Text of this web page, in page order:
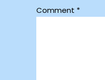
Comment *